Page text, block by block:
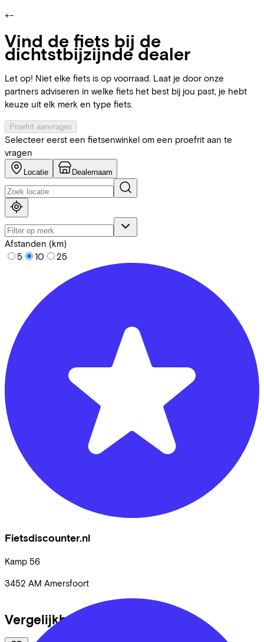
+−
Vind de fiets bij de
dichtstbijzijnde dealer
Let op! Niet elke fiets is op voorraad. Laat je door onze
partners adviseren in welke fiets het best bij jou past, je hebt
keuze uit elk merk en type fiets.
Proefrit aanvragen
Selecteer eerst een fietsenwinkel om een proefrit aan te
vragen
Locatie Dealernaam
Afstanden (km)
5
10 25
Fietsdiscounter.nl
Kamp 56
3452 AM Amersfoort
Vergelijkbare fietsen